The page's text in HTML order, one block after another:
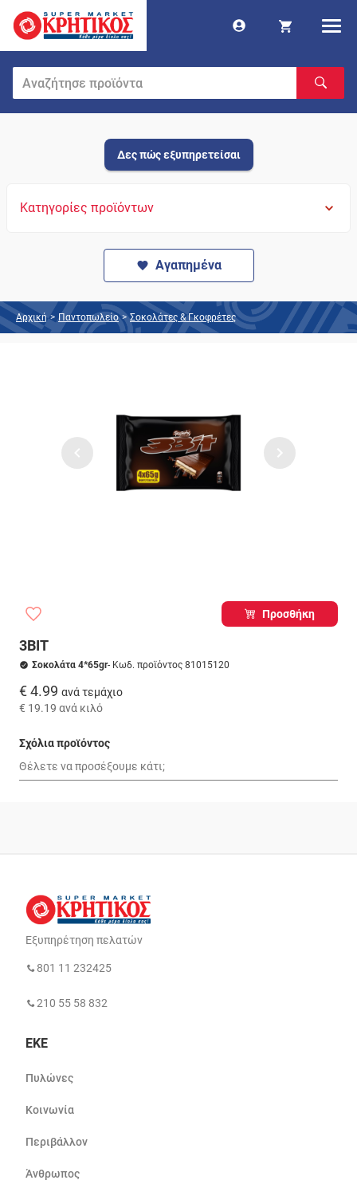
Δες πώς εξυπηρετείσαι
Κατηγορίες προϊόντων
Αγαπημένα
Αρχική > Παντοπωλείο > Σοκολάτες & Γκοφρέτες
Προσθήκη
3BIT
Σοκολάτα 4*65gr- Κωδ. προϊόντος 81015120
€ 4.99 ανά τεμάχιο
€ 19.19 ανά κιλό
Σχόλια προϊόντος
Εξυπηρέτηση πελατών
801 11 232425
210 55 58 832
ΕΚΕ
Πυλώνες
Κοινωνία
Περιβάλλον
Άνθρωπος